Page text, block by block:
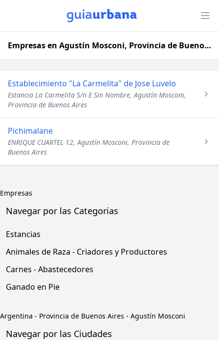
Empresas en Agustín Mosconi, Provincia de Buenos Aires
Establecimiento "La Carmelita" de Jose Luvelo
Estancia La Carmelita S/n E Sin Nombre, Agustín Mosconi,
Provincia de Buenos Aires
Pichimalane
ENRIQUE CUARTEL 12, Agustín Mosconi, Provincia de
Buenos Aires
Empresas
Navegar por las Categorias
Estancias
Animales de Raza - Criadores y Productores
Carnes - Abastecedores
Ganado en Pie
Argentina - Provincia de Buenos Aires - Agustín Mosconi
Navegar por las Ciudades